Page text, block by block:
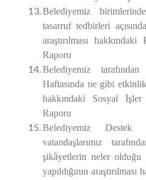
Belediyemiz
tasarruf tedbirleri
araştırılması
Raporu
Belediyemiz
Haftasında ne gibi
hakkındaki Sosyal
Raporu
Belediyemiz Destek
vatandaşlarımız
şikâyetlerin neler olduğu
yapıldığının